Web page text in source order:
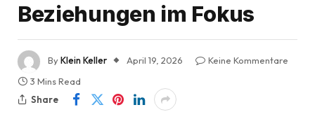
Beziehungen im Fokus
ByKlein Keller April 19, 2026
Keine Kommentare
3 Mins Read
Share